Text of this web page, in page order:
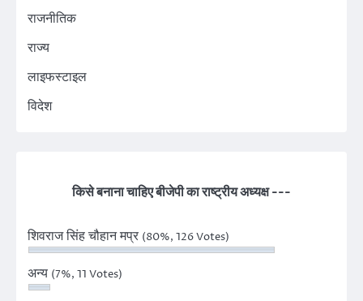
राजनीतिक
राज्य
लाइफस्टाइल
विदेश
किसे बनाना चाहिए बीजेपी का राष्ट्रीय अध्यक्ष ---
शिवराज सिंह चौहान मप्र (80%, 126 Votes)
अन्य (7%, 11 Votes)